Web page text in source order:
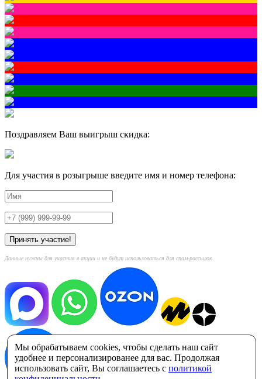
Мы обрабатываем cookies, чтобы сделать наш сайт
удобнее и персонализированее для вас. Продолжая
использовать сайт, Вы соглашаетесь с политикой
Поздравляем Ваш выигрыш скидка:
Для участия в розыгрыше введите имя и номер телефона:
Данные нужны для участия в акции и не будут использоваться для спам-рассылок.